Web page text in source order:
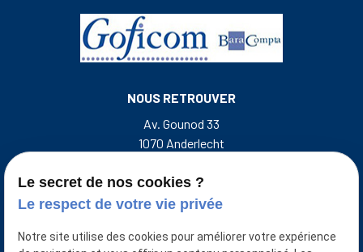
NOUS RETROUVER
Av. Gounod 33
1070 Anderlecht
7500 Tournai Belgique
+32 493 50 38 33
Le secret de nos cookies ?
Le respect de votre vie privée
Notre site utilise des cookies pour améliorer votre expérience